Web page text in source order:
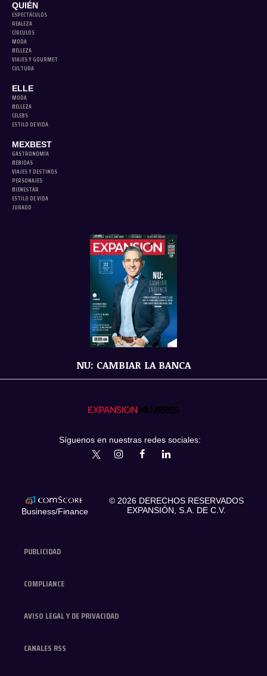
QUIÉN
ESPECTÁCULOS
REALEZA
CÍRCULOS
MODA
BELLEZA
VIAJES Y GOURMET
CULTURA
ELLE
MODA
BELLEZA
CELEBS
ESTILO DE VIDA
MEXBEST
GASTRONOMÍA
BEBIDAS
VIAJES Y DESTINOS
PERSONAJES
BIENESTAR
ESTILO DE VIDA
JURADO
NU: CAMBIAR LA BANCA
PUBLICIDAD
COMPLIANCE
AVISO LEGAL Y DE PRIVACIDAD
CANALES RSS
Síguenos en nuestras redes sociales:
expansionmxExpansionMex
Business/Finance
© 2026 DERECHOS RESERVADOS
EXPANSIÓN, S.A. DE C.V.